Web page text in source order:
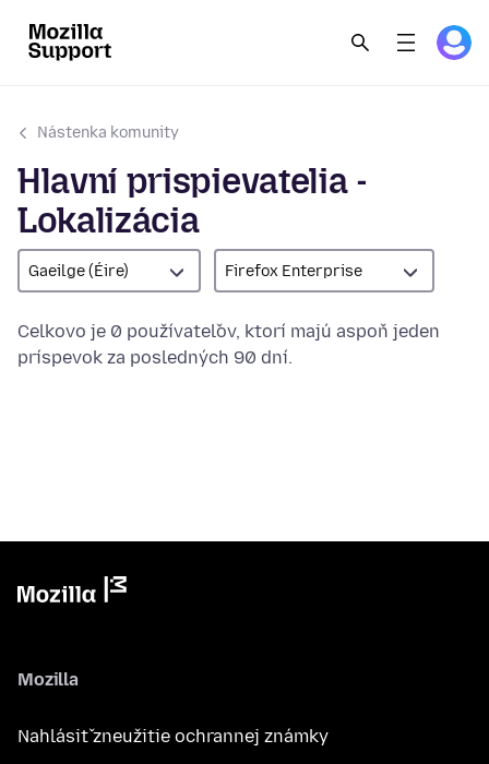
Nástenka komunity
Hlavní prispievatelia -
Lokalizácia
Gaeilge (Éire) Firefox Enterprise
Celkovo je 0 používateľov, ktorí majú aspoň jeden
príspevok za posledných 90 dní.
Mozilla
Nahlásiť zneužitie ochrannej známky